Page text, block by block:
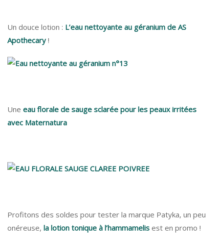
Un douce lotion : L’eau nettoyante au géranium de AS
Apothecary!
Une eau florale de sauge sclarée pour les peaux irritées
avec Maternatura
Profitons des soldes pour tester la marque Patyka, un peu
onéreuse, la lotion tonique à l’hammamelis est en promo !